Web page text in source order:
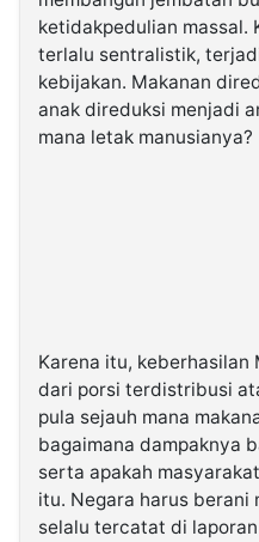
ketidakpedulian massal.
terlalu sentralistik,
kebijakan. Makanan
anak direduksi menjadi
mana letak manusianya?
Karena itu, keberhasilan
dari porsi terdistribusi
pula sejauh mana
bagaimana dampaknya
serta apakah
itu. Negara harus
selalu tercatat di